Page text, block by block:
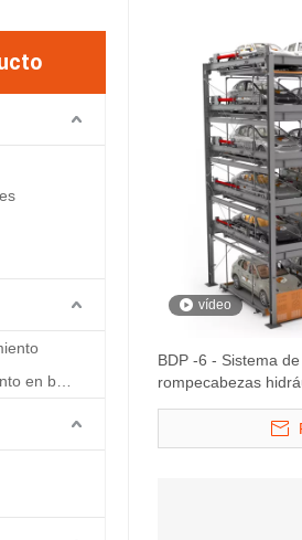
vídeo
BDP -6 - Sistema
rompecabezas